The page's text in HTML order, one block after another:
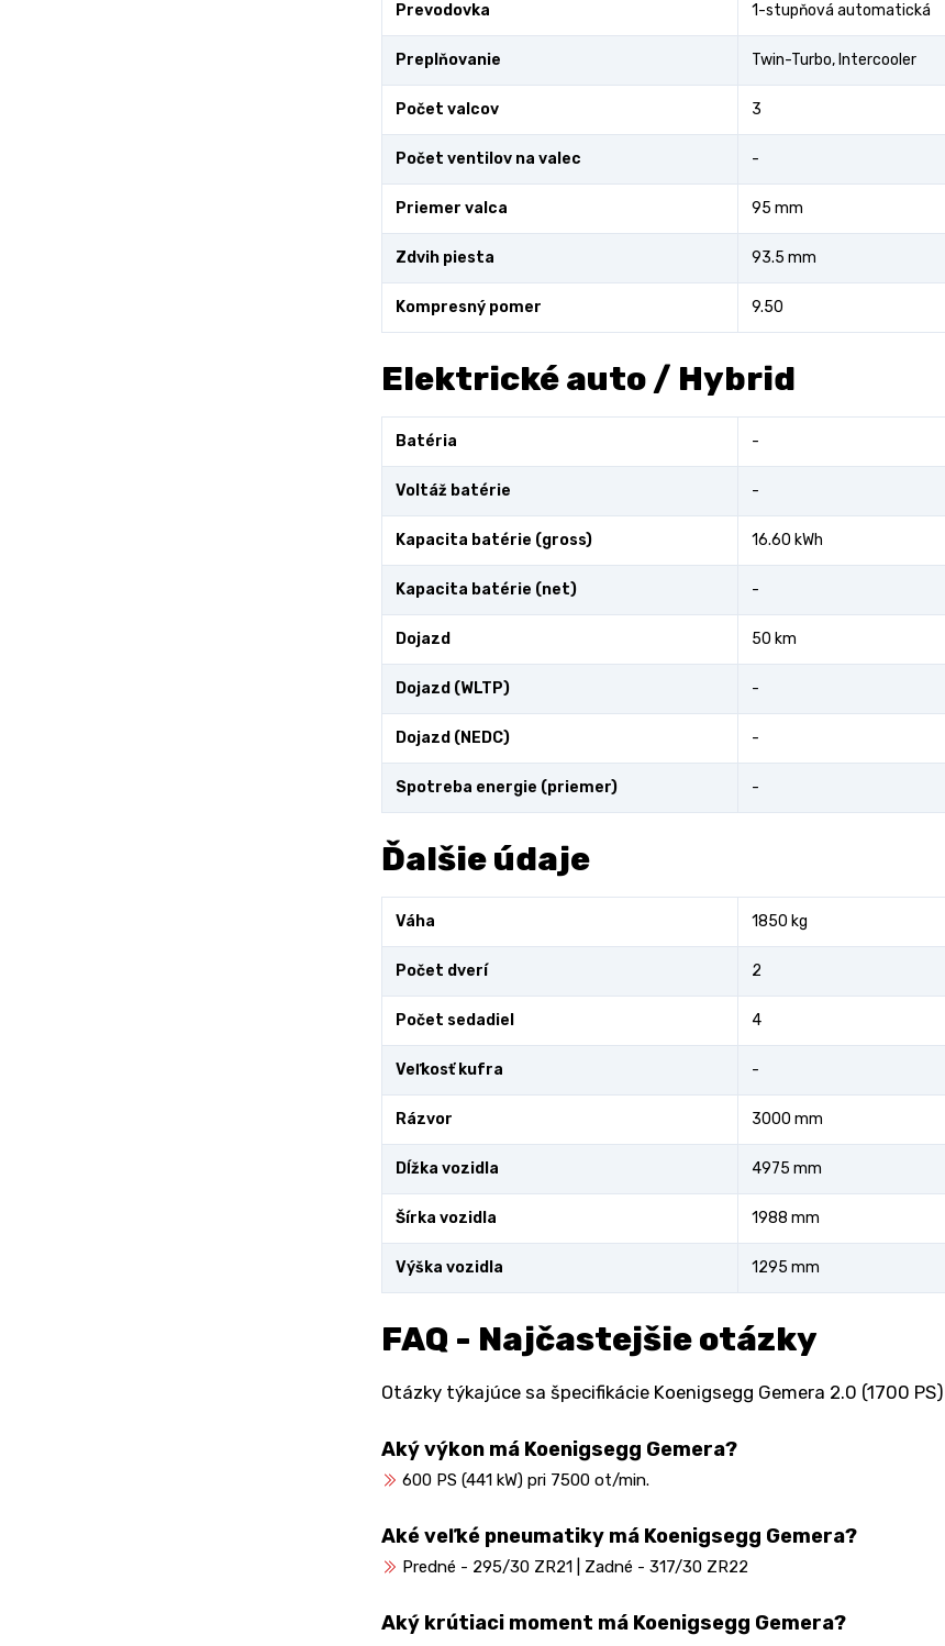
Prevodovka 1-stupňová automatická
Preplňovanie Twin-Turbo, Intercooler
Počet valcov 3
Počet ventilov na valec -
Priemer valca 95 mm
Zdvih piesta 93.5 mm
Kompresný pomer 9.50
Elektrické auto / Hybrid
Batéria -
Voltáž batérie -
Kapacita batérie (gross) 16.60 kWh
Kapacita batérie (net) -
Dojazd 50 km
Dojazd (WLTP) -
Dojazd (NEDC) -
Spotreba energie (priemer) -
Ďalšie údaje
Váha 1850 kg
Počet dverí 2
Počet sedadiel 4
Veľkosť kufra -
Rázvor 3000 mm
Dĺžka vozidla 4975 mm
Šírka vozidla 1988 mm
Výška vozidla 1295 mm
FAQ - Najčastejšie otázky
Otázky týkajúce sa špecifikácie Koenigsegg Gemera 2.0 (1700 PS)
Aký výkon má Koenigsegg Gemera?
600 PS (441 kW) pri 7500 ot/min.
Aké veľké pneumatiky má Koenigsegg Gemera?
Predné - 295/30 ZR21 | Zadné - 317/30 ZR22
Aký krútiaci moment má Koenigsegg Gemera?